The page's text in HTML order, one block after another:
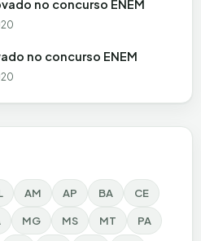
no concurso ENEM
no concurso ENEM
AM AP BA CE
MG MS MT PA